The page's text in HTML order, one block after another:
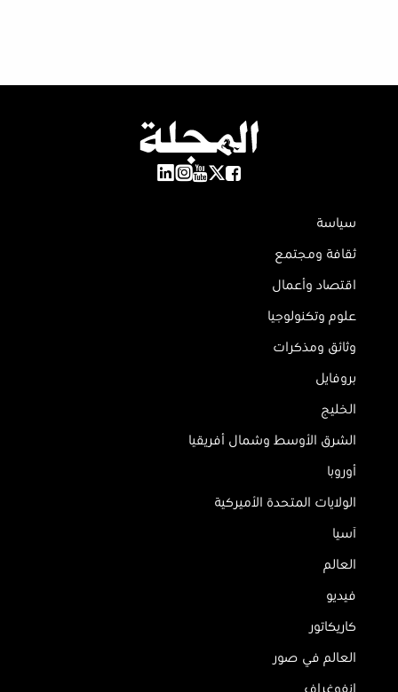
سياسة
ثقافة ومجتمع
اقتصاد وأعمال
علوم وتكنولوجيا
وثائق ومذكرات
بروفايل
الخليج
الشرق الأوسط وشمال أفريقيا
أوروبا
الولايات المتحدة الأميركية
آسيا
العالم
فيديو
كاريكاتور
العالم في صور